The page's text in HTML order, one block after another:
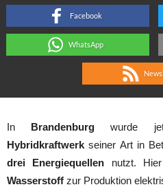
Facebook
WhatsApp
In Brandenburg wurde
Hybridkraftwerk seiner Art in
drei Energiequellen nutzt.
Wasserstoff zur Produktion